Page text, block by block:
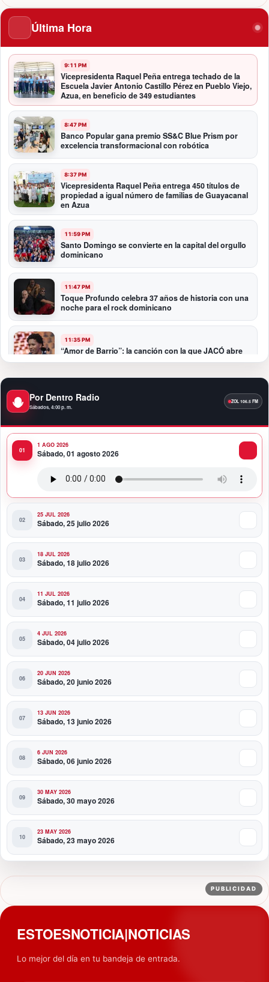
Última Hora
9:11 PM
Vicepresidenta Raquel Peña entrega techado de la
Escuela Javier Antonio Castillo Pérez en Pueblo Viejo,
Azua, en beneficio de 349 estudiantes
8:47 PM
Banco Popular gana premio SS&C Blue Prism por
excelencia transformacional con robótica
8:37 PM
Vicepresidenta Raquel Peña entrega 450 títulos de
propiedad a igual número de familias de Guayacanal
en Azua
11:59 PM
Santo Domingo se convierte en la capital del orgullo
dominicano
11:47 PM
Toque Profundo celebra 37 años de historia con una
noche para el rock dominicano
11:35 PM
“Amor de Barrio”: la canción con la que JACÓ abre
un nuevo capítulo en la bachata
Presidente Abinader participa en la transmisión de
mando presidencial de Abelardo de la Espriella en
10:34 PM
Presidente Abinader participa en la transmisión de
Colombia
Por Dentro Radio
Sábados, 4:00 p. m.
1 AGO 2026
Sábado, 01 agosto 2026
25 JUL 2026
Sábado, 25 julio 2026
18 JUL 2026
Sábado, 18 julio 2026
11 JUL 2026
Sábado, 11 julio 2026
4 JUL 2026
Sábado, 04 julio 2026
20 JUN 2026
Sábado, 20 junio 2026
13 JUN 2026
Sábado, 13 junio 2026
6 JUN 2026
Sábado, 06 junio 2026
30 MAY 2026
Sábado, 30 mayo 2026
23 MAY 2026
Sábado, 23 mayo 2026
PUBLICIDAD
ESTOESNOTICIA|NOTICIAS
Lo mejor del día en tu bandeja de entrada.